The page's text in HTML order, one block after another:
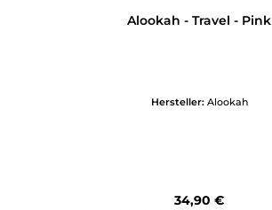
Alookah - Travel - Pink
Hersteller: Alookah
Regulärer Preis:
34,90 €